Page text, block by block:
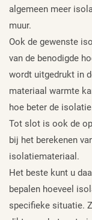
algemeen meer
muur.
Ook de gewenste
van de benodigde
wordt uitgedrukt in
materiaal warmte
hoe beter de
Tot slot is ook de
bij het berekenen
isolatiemateriaal.
Het beste kunt u
bepalen hoeveel
specifieke situatie.